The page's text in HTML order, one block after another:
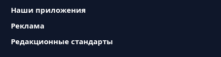
Наши приложения
Реклама
Редакционные стандарты